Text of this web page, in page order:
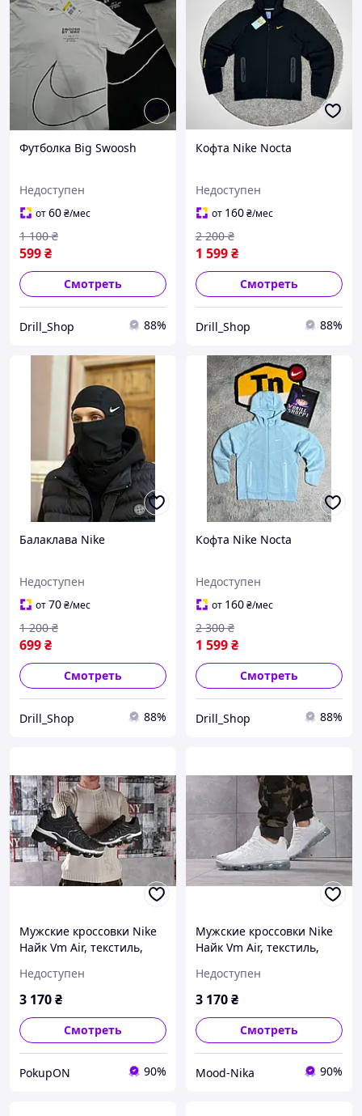
Футболка Big Swoosh
Недоступен
от60₴/мес
599₴
1 100 ₴
Смотреть
Drill_Shop 88%
Кофта Nike Nocta
Недоступен
от 160₴/мес
1 599₴
2 200 ₴
Смотреть
Drill_Shop 88%
Балаклава Nike
Недоступен
от70₴/мес
699₴
1 200 ₴
Смотреть
Drill_Shop 88%
Кофта Nike Nocta
Недоступен
от 160₴/мес
1 599₴
2 300 ₴
Смотреть
Drill_Shop 88%
Мужские кроссовки Nike
Найк Vm Air, текстиль,
Недоступен
3 170₴
Смотреть
PokupON 90%
Мужские кроссовки Nike
Найк Vm Air, текстиль,
Недоступен
3 170₴
Смотреть
Mood-Nika 90%